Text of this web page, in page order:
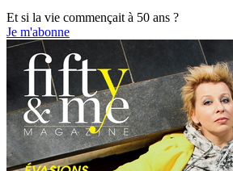
Et si la vie commençait à 50 ans ?
Je m'abonne